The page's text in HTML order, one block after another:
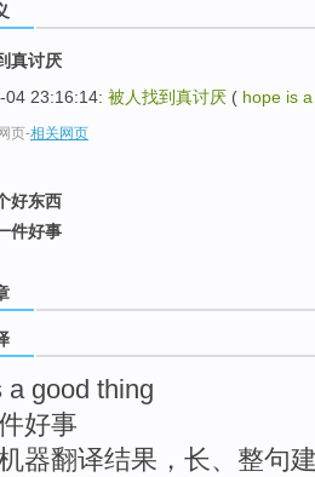
真讨厌
04 23:16:14: 被人找到真讨厌 ( hope is
页-相关网页
好东西
件好事
a good thing
好事
器翻译结果，长、整句